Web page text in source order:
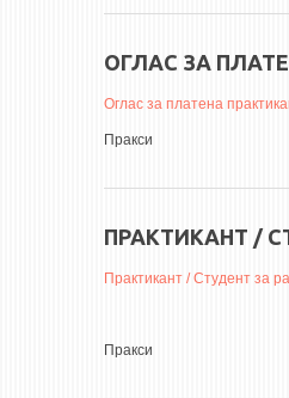
ОГЛАС ЗА
Оглас за платена
Пракси
ПРАКТИКАНТ /
Практикант / Студент за
Пракси